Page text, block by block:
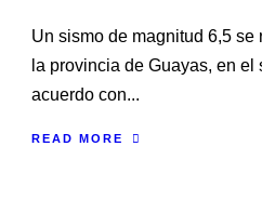
Un sismo de magnitud 6,5 se
la provincia de Guayas, en
acuerdo con...
READ MORE